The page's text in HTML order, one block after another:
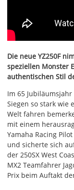
Die neue YZ250F
speziellen Monster
authentischen Stil
Im 65
Siegen so stark wie
Welt fahren
mit einem
Yamaha Racing
und sicherte sich
der 250SX West
MX2 Teamfahrer
Prix beim Auftakt